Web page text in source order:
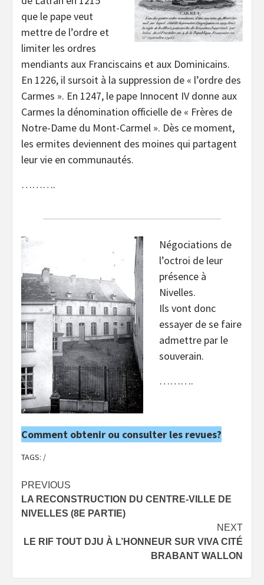
que le pape veut
mettre de l’ordre et
limiter les ordres
mendiants aux Franciscains et aux Dominicains.
En 1226, il sursoit à la suppression de « l’ordre des
Carmes ». En 1247, le pape Innocent IV donne aux
Carmes la dénomination officielle de « Frères de
Notre-Dame du Mont-Carmel ». Dès ce moment,
les ermites deviennent des moines qui partagent
leur vie en communautés.
……….
Négociations de
l’octroi de leur
présence à
Nivelles.
Ils vont donc
essayer de se faire
admettre par le
souverain.
……….
Comment obtenir ou consulter les revues?
TAGS: /
Post
navigation
PREVIOUS
LA RECONSTRUCTION DU CENTRE-VILLE DE
NIVELLES (8E PARTIE)
NEXT
LE RIF TOUT DJU À L’HONNEUR SUR VIVA CITÉ
BRABANT WALLON